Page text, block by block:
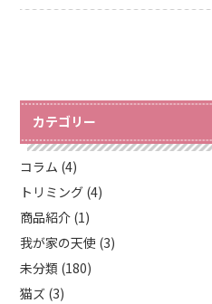
カテゴリー
コラム (4)
トリミング (4)
商品紹介 (1)
我が家の天使 (3)
未分類 (180)
猫ズ (3)